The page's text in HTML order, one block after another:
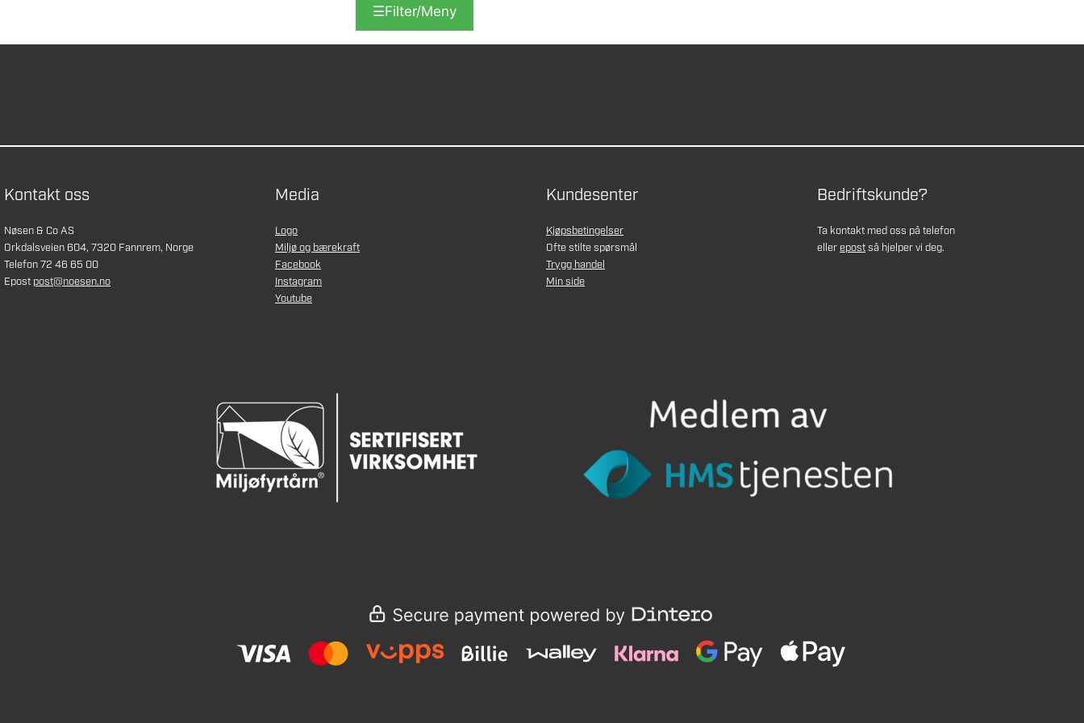
☰Filter/Meny
Kontakt oss
Nøsen & Co AS
Orkdalsveien 604, 7320 Fannrem, Norge
Telefon 72 46 65 00
Epost post@noesen.no
Media
Logo
Miljø og bærekraft
Facebook
Instagram
Youtube
Kundesenter
Kjøpsbetingelser
Ofte stilte spørsmål
Trygg handel
Min side
Bedriftskunde?
Ta kontakt med oss på telefon
ellerepostså hjelper vi deg.